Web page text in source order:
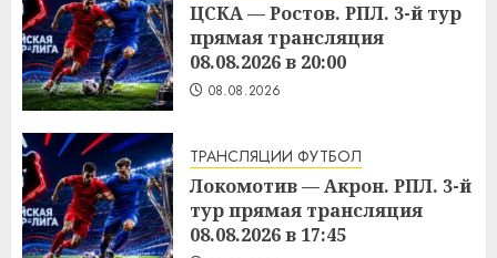
ЦСКА — Ростов. РПЛ. 3-й тур
прямая трансляция
08.08.2026 в 20:00
08.08.2026
ТРАНСЛЯЦИИ ФУТБОЛ
Локомотив — Акрон. РПЛ. 3-й
тур прямая трансляция
08.08.2026 в 17:45